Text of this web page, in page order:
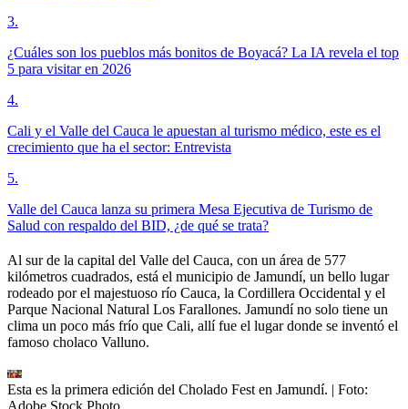
3.
¿Cuáles son los pueblos más bonitos de Boyacá? La IA revela el top
5 para visitar en 2026
4.
Cali y el Valle del Cauca le apuestan al turismo médico, este es el
crecimiento que ha el sector: Entrevista
5.
Valle del Cauca lanza su primera Mesa Ejecutiva de Turismo de
Salud con respaldo del BID, ¿de qué se trata?
Al sur de la capital del Valle del Cauca, con un área de 577
kilómetros cuadrados, está el municipio de Jamundí, un bello lugar
rodeado por el majestuoso río Cauca, la Cordillera Occidental y el
Parque Nacional Natural Los Farallones. Jamundí no solo tiene un
clima un poco más frío que Cali, allí fue el lugar donde se inventó el
famoso cholaco Valluno.
Esta es la primera edición del Cholado Fest en Jamundí. | Foto:
Adobe Stock Photo